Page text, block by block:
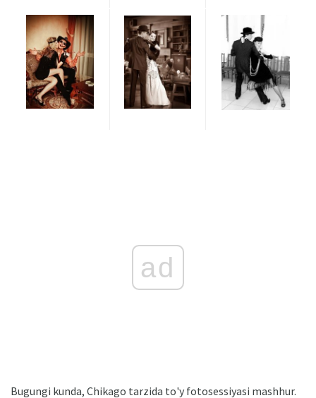
ad
Bugungi kunda, Chikago tarzida to'y fotosessiyasi mashhur.